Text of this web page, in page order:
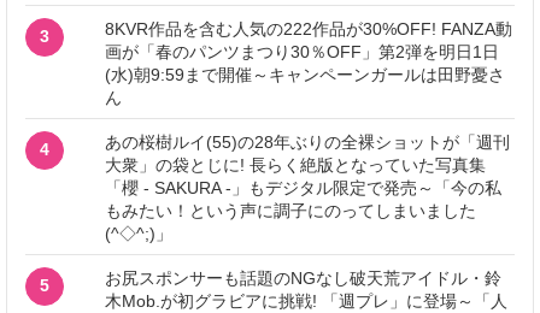
3
8KVR作品を含む人気の222作品が30%OFF! FANZA動
画が「春のパンツまつり30％OFF」第2弾を明日1日
(水)朝9:59まで開催～キャンペーンガールは田野憂さ
ん
4
あの桜樹ルイ(55)の28年ぶりの全裸ショットが「週刊
大衆」の袋とじに! 長らく絶版となっていた写真集
「櫻 - SAKURA -」もデジタル限定で発売～「今の私
もみたい！という声に調子にのってしまいました
(^◇^;)」
5
お尻スポンサーも話題のNGなし破天荒アイドル・鈴
木Mob.が初グラビアに挑戦! 「週プレ」に登場～「人